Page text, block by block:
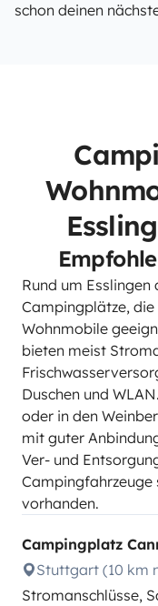
schon deinen
Rund um
Campingplätze,
Wohnmobile
bieten meist
Duschen und
oder in den
mit guter
Ver- und
Campingfahrzeuge
vorhanden.
Campingplatz
Stuttgart (10 km
Stromanschlüsse,